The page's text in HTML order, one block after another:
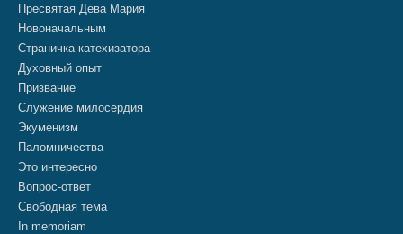
Пресвятая Дева Мария
Новоначальным
Страничка катехизатора
Духовный опыт
Призвание
Служение милосердия
Экуменизм
Паломничества
Это интересно
Вопрос-ответ
Свободная тема
In memoriam